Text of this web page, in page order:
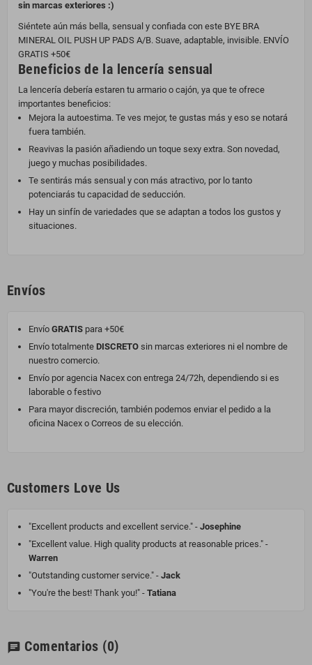
sin marcas exteriores :)
Siéntete aún más bella, sensual y confiada con este BYE BRA
MINERAL OIL PUSH UP PADS A/B. Suave, adaptable, invisible. ENVÍO
GRATIS +50€
Beneficios de la lencería sensual
La lencería debería estaren tu armario o cajón, ya que te ofrece
importantes beneficios:
Mejora la autoestima. Te ves mejor, te gustas más y eso se notará
fuera también.
Reavivas la pasión añadiendo un toque sexy extra. Son novedad,
juego y muchas posibilidades.
Te sentirás más sensual y con más atractivo, por lo tanto
potenciarás tu capacidad de seducción.
Hay un sinfín de variedades que se adaptan a todos los gustos y
situaciones.
Envíos
Envío GRATIS para +50€
Envío totalmente DISCRETO sin marcas exteriores ni el nombre de
nuestro comercio.
Envío por agencia Nacex con entrega 24/72h, dependiendo si es
laborable o festivo
Para mayor discreción, también podemos enviar el pedido a la
oficina Nacex o Correos de su elección.
Customers Love Us
"Excellent products and excellent service." - Josephine
"Excellent value. High quality products at reasonable prices." -
Warren
"Outstanding customer service." - Jack
"You're the best! Thank you!" - Tatiana
chat Comentarios (0)